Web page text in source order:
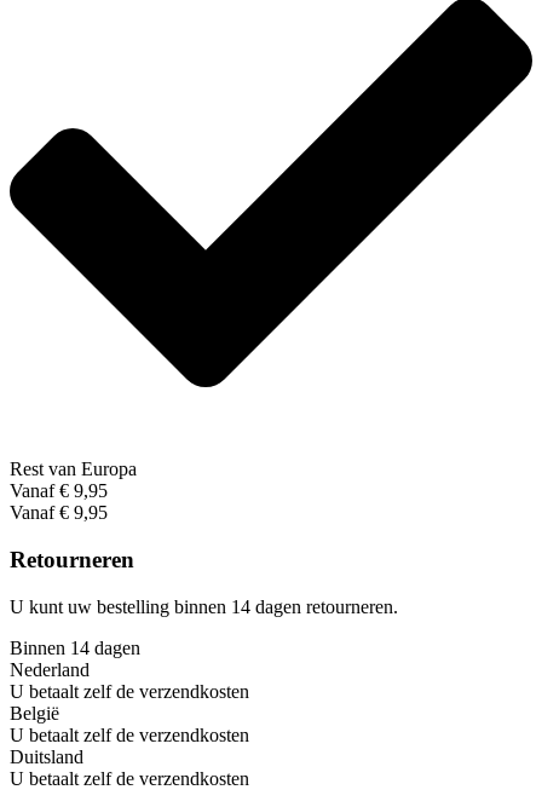
Rest van Europa
Vanaf € 9,95
Vanaf € 9,95
Retourneren
U kunt uw bestelling binnen 14 dagen retourneren.
Binnen 14 dagen
Nederland
U betaalt zelf de verzendkosten
België
U betaalt zelf de verzendkosten
Duitsland
U betaalt zelf de verzendkosten